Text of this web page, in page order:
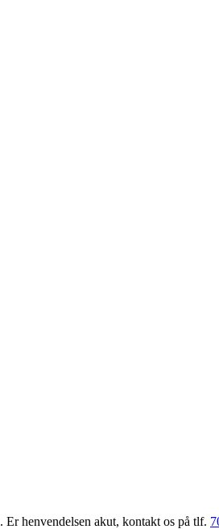
. Er henvendelsen akut, kontakt os på tlf.